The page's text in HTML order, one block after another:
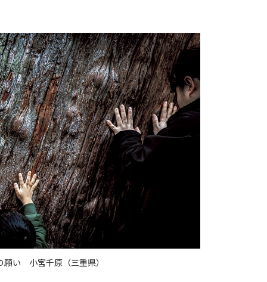
願い 小宮千原（三重県）